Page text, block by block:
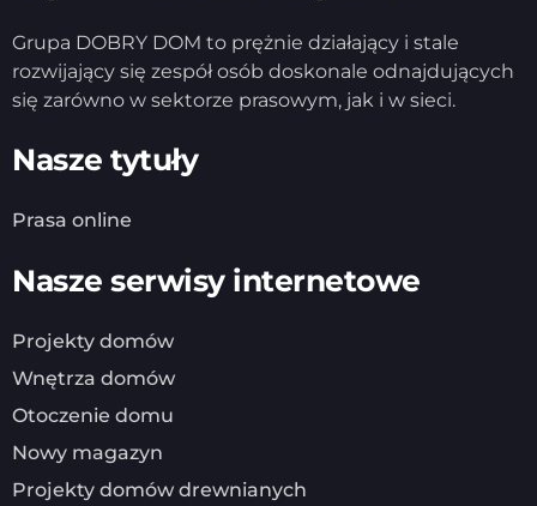
Grupa DOBRY DOM to prężnie działający i stale
rozwijający się zespół osób doskonale odnajdujących
się zarówno w sektorze prasowym, jak i w sieci.
Nasze tytuły
Prasa online
Nasze serwisy internetowe
Projekty domów
Wnętrza domów
Otoczenie domu
Nowy magazyn
Projekty domów drewnianych